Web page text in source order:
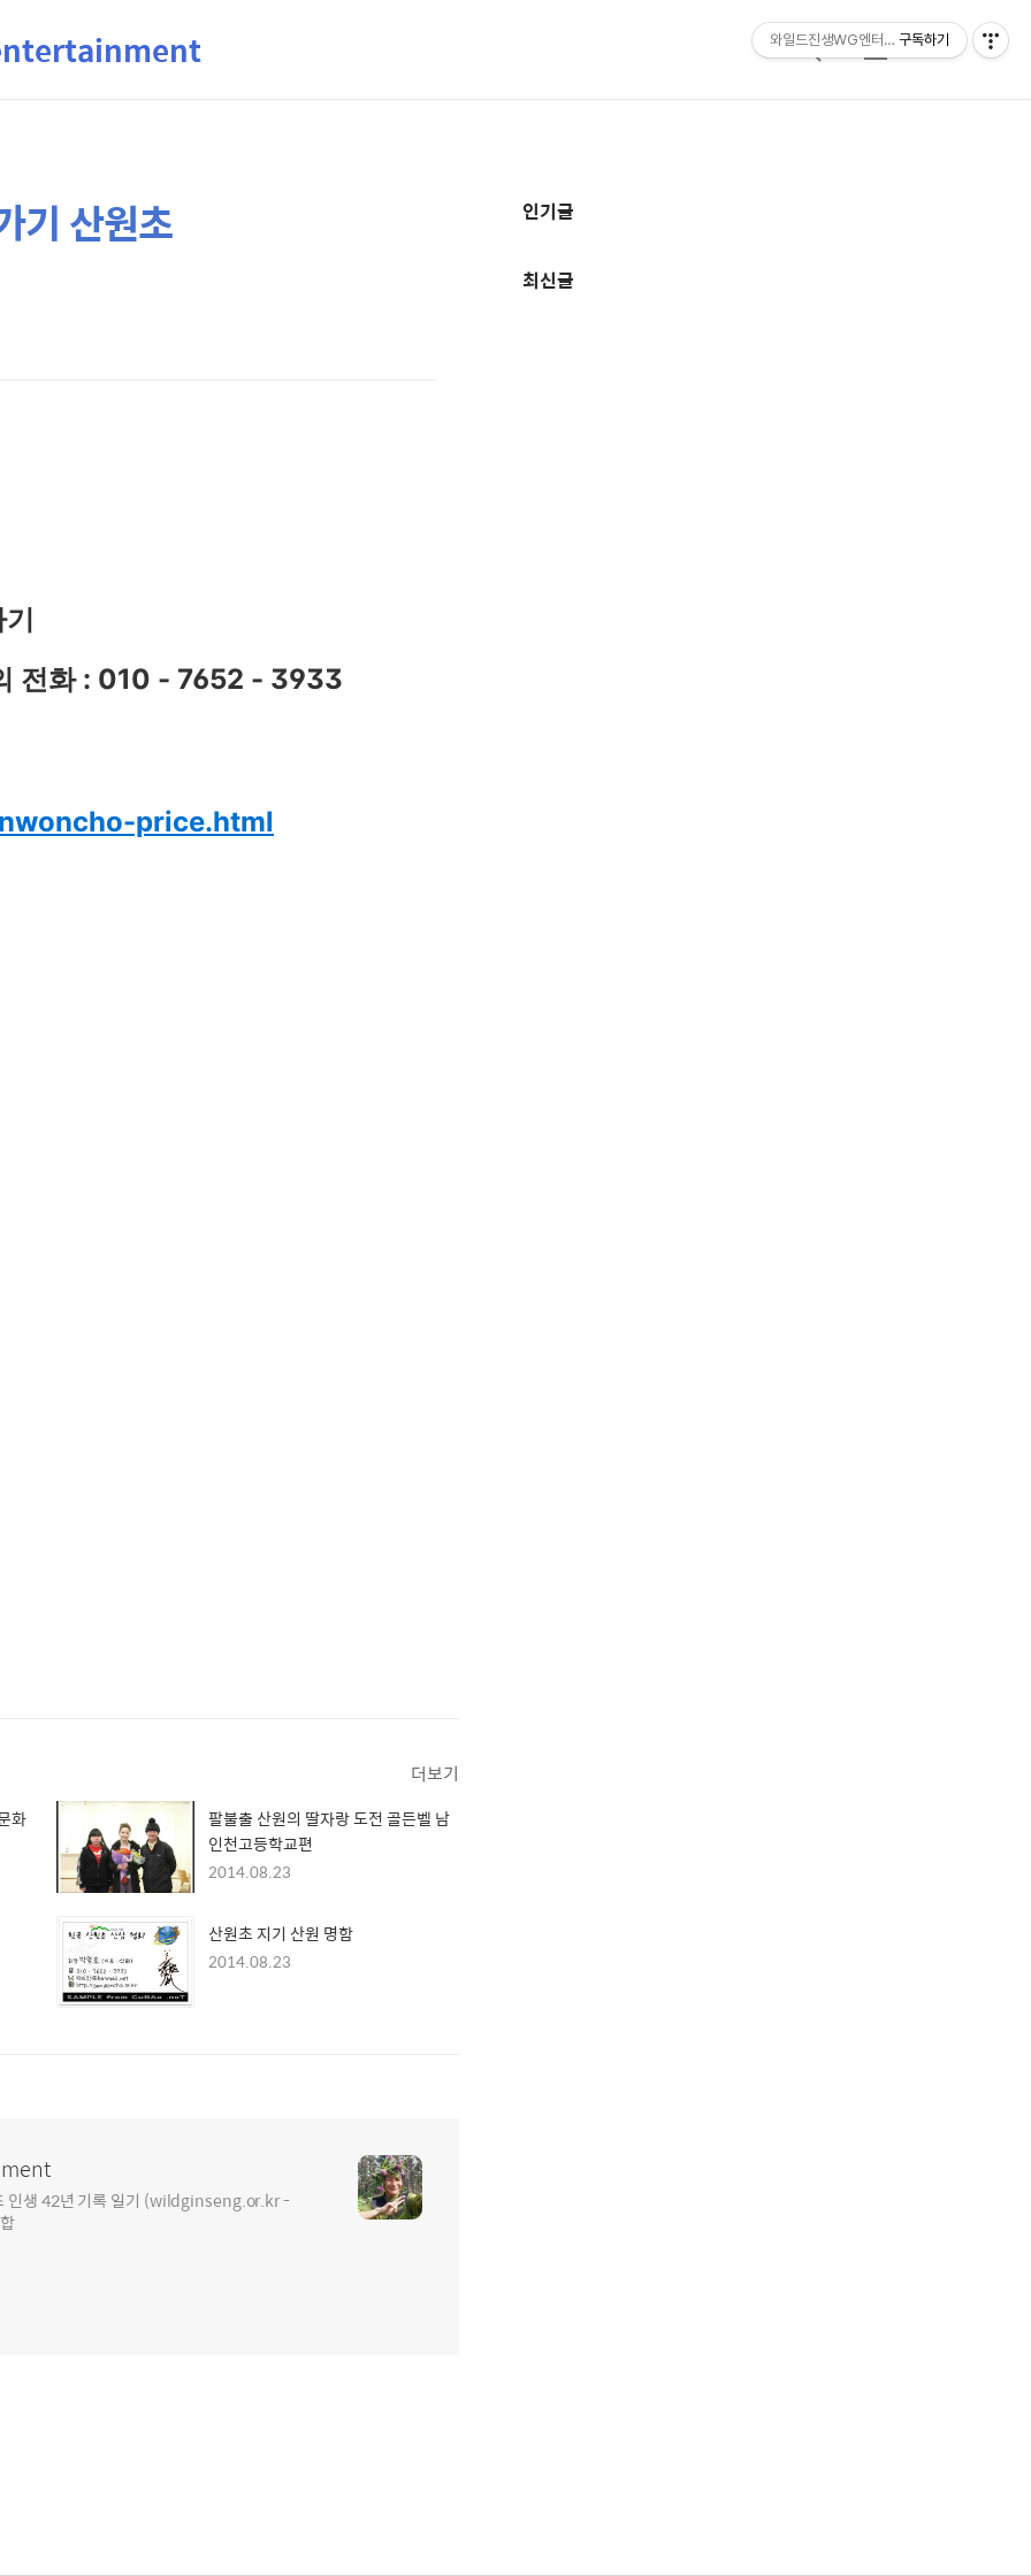
entertainment
검
메
기 산원초
전화 : 010 - 7652 - 3933
price.html
더보기
팔불출 산원의 딸자랑 도전 골든벨 남
인천고등학교편
2014.08.23
산원초 지기 산원 명함
2014.08.23
인생 42년 기록 일기 (wildginseng.or.kr -
추
정
인기글
최신글
와일드진생WG엔터테인먼트
구독하기